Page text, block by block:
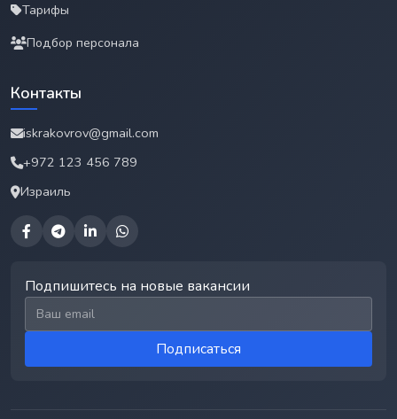
Тарифы
Подбор персонала
Контакты
iskrakovrov@gmail.com
+972 123 456 789
Израиль
Подпишитесь на новые вакансии
Email для подписки
Подписаться